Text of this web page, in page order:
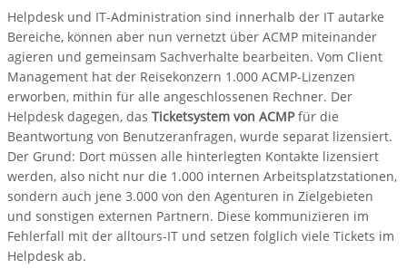
Helpdesk und IT-Administration sind innerhalb der IT autarke
Bereiche, können aber nun vernetzt über ACMP miteinander
agieren und gemeinsam Sachverhalte bearbeiten. Vom Client
Management hat der Reisekonzern 1.000 ACMP-Lizenzen
erworben, mithin für alle angeschlossenen Rechner. Der
Helpdesk dagegen, das Ticketsystem von ACMPfür die
Beantwortung von Benutzeranfragen, wurde separat lizensiert.
Der Grund: Dort müssen alle hinterlegten Kontakte lizensiert
werden, also nicht nur die 1.000 internen Arbeitsplatzstationen,
sondern auch jene 3.000 von den Agenturen in Zielgebieten
und sonstigen externen Partnern. Diese kommunizieren im
Fehlerfall mit der alltours-IT und setzen folglich viele Tickets im
Helpdesk ab.